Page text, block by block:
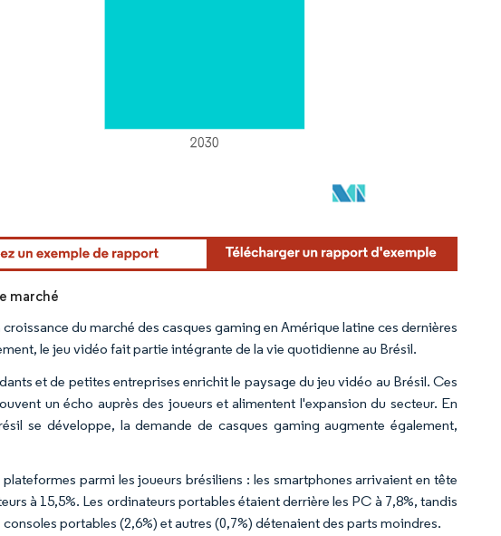
4.0.
marché
du marché des casques gaming en Amérique latine ces dernières
le jeu vidéo fait partie intégrante de la vie quotidienne au Brésil.
et de petites entreprises enrichit le paysage du jeu vidéo au Brésil. Ces
un écho auprès des joueurs et alimentent l'expansion du secteur. En
se développe, la demande de casques gaming augmente également,
parmi les joueurs brésiliens : les smartphones arrivaient en tête
à 15,5%. Les ordinateurs portables étaient derrière les PC à 7,8%, tandis
portables (2,6%) et autres (0,7%) détenaient des parts moindres.